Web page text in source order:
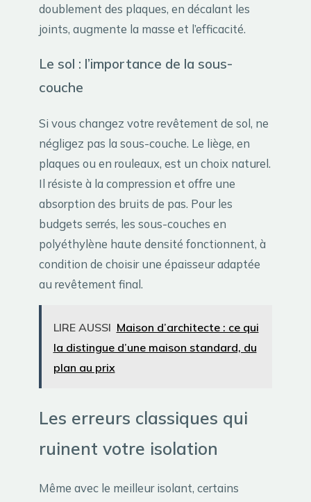
doublement des plaques, en décalant les
joints, augmente la masse et l’efficacité.
Le sol : l’importance de la sous-
couche
Si vous changez votre revêtement de sol, ne
négligez pas la sous-couche. Le liège, en
plaques ou en rouleaux, est un choix naturel.
Il résiste à la compression et offre une
absorption des bruits de pas. Pour les
budgets serrés, les sous-couches en
polyéthylène haute densité fonctionnent, à
condition de choisir une épaisseur adaptée
au revêtement final.
LIRE AUSSI Maison d’architecte : ce qui
la distingue d’une maison standard, du
plan au prix
Les erreurs classiques qui
ruinent votre isolation
Même avec le meilleur isolant, certains